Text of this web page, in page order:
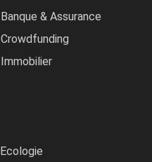
Banque & Assurance
Crowdfunding
Immobilier
Ecologie